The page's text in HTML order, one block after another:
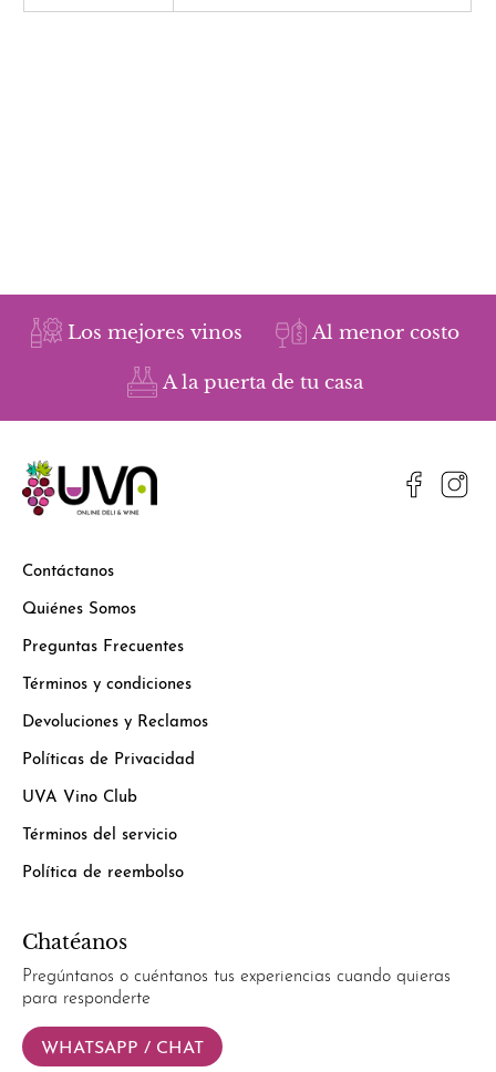
Los mejores vinos Al menor costo
A la puerta de tu casa
Contáctanos
Quiénes Somos
Preguntas Frecuentes
Términos y condiciones
Devoluciones y Reclamos
Políticas de Privacidad
UVA Vino Club
Términos del servicio
Política de reembolso
Chatéanos
Pregúntanos o cuéntanos tus experiencias cuando quieras
para responderte
WHATSAPP / CHAT